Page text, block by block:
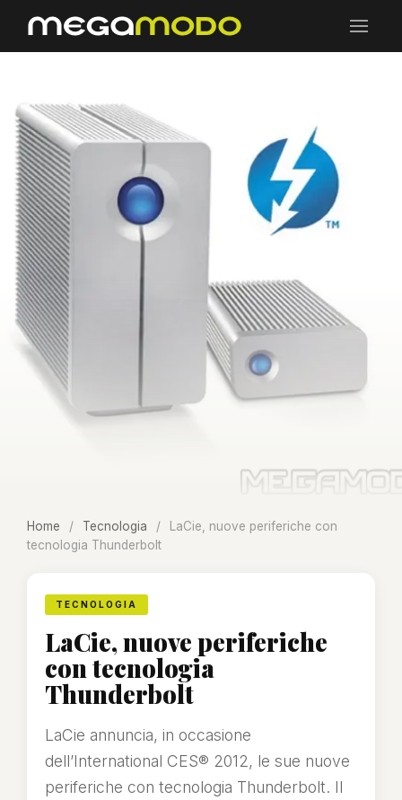
Home / Tecnologia /
LaCie, nuove periferiche con
tecnologia Thunderbolt
TECNOLOGIA
LaCie, nuove periferiche
con tecnologia
Thunderbolt
LaCie annuncia, in occasione
dell’International CES® 2012, le sue nuove
periferiche con tecnologia Thunderbolt. Il